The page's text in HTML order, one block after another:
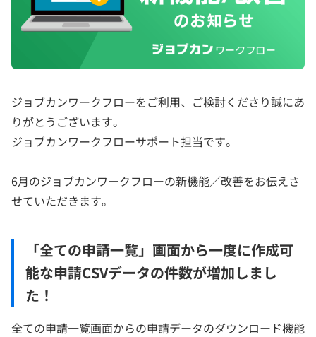
ジョブカンワークフローをご利用、ご検討くださり誠にあ
りがとうございます。
ジョブカンワークフローサポート担当です。
6月のジョブカンワークフローの新機能／改善をお伝えさ
せていただきます。
「全ての申請一覧」画面から一度に作成可
能な申請CSVデータの件数が増加しまし
た！
全ての申請一覧画面からの申請データのダウンロード機能